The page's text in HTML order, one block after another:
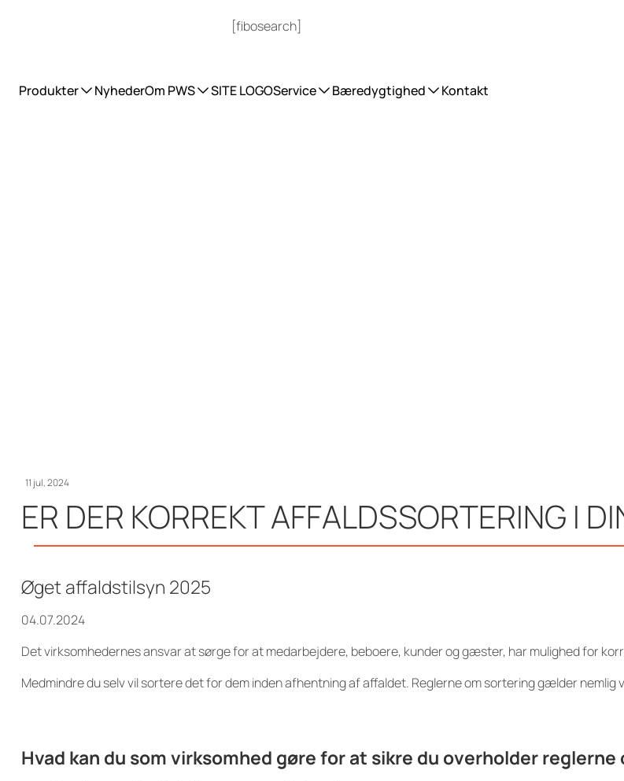
[fibosearch]
Produkter NyhederOm PWS SITE LOGOService Bæredygtighed Kontakt
11 jul, 2024
ER DER KORREKT AFFALDSSORTERING I
Øget affaldstilsyn 2025
04.07.2024
Det virksomhedernes ansvar at sørge for at medarbejdere, beboere, kunder og gæster, har mulighed for
Medmindre du selv vil sortere det for dem inden afhentning af affaldet. Reglerne om sortering gælder nemlig
Hvad kan du som virksomhed gøre for at sikre du overholder